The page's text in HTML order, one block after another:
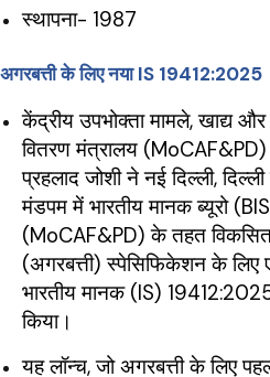
स्थापना- 1987
अगरबत्ती के लिए नया IS 19412:2025
केंद्रीय उपभोक्ता मामले, खाद्य और
वितरण मंत्रालय
प्रहलाद जोशी ने नई दिल्ली,
मंडपम में भारतीय मानक ब्यूरो (BIS)
(MoCAF&PD) के तहत विकसित
(अगरबत्ती) स्पेसिफिकेशन के लिए
भारतीय मानक (IS)
किया।
यह लॉन्च, जो अगरबत्ती के लिए